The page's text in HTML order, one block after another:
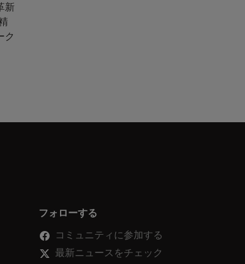
新
ク
フォローする
コミュニティに参加する
最新ニュースをチェック